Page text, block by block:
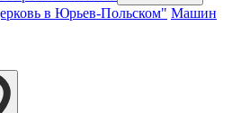
в Юрьев-Польском" Машин